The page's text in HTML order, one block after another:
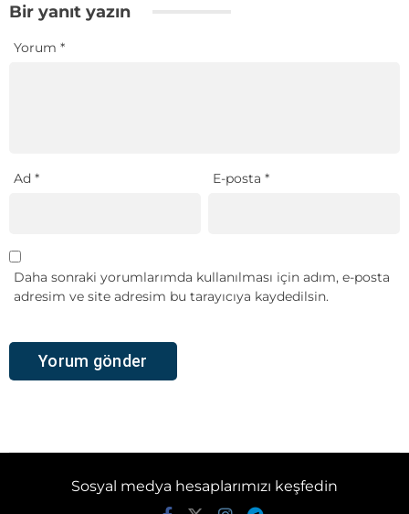
Bir yanıt yazın
Yorum *
Ad * E-posta*
Daha sonraki yorumlarımda kullanılması için adım, e-posta
adresim ve site adresim bu tarayıcıya kaydedilsin.
Sosyal medya hesaplarımızı keşfedin